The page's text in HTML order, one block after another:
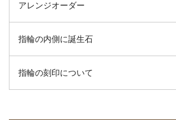
アレンジオーダー
指輪の内側に誕生石
指輪の刻印について